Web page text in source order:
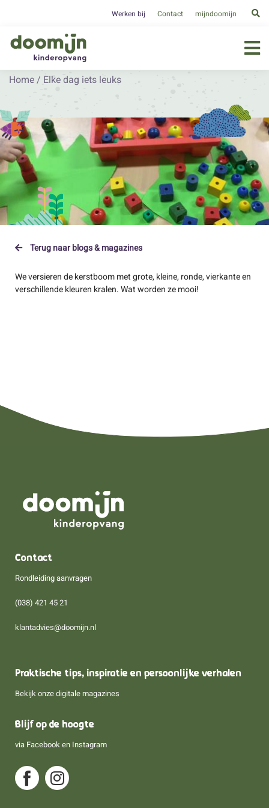
Werken bij Contact mijndoomijn
Home / Elke dag iets leuks
Terug naar blogs & magazines
We versieren de kerstboom met grote, kleine, ronde, vierkante en
verschillende kleuren kralen. Wat worden ze mooi!
Contact
Rondleiding aanvragen
(038) 421 45 21
klantadvies@doomijn.nl
Praktische tips, inspiratie en persoonlijke verhalen
Bekijk onze digitale magazines
Blijf op de hoogte
via Facebook en Instagram